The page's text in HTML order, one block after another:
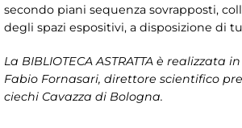
secondo piani sequenza sovrapposti,
degli spazi espositivi, a disposizione di
La BIBLIOTECA ASTRATTA è realizzata
Fabio Fornasari, direttore scientifico
ciechi Cavazza di Bologna.